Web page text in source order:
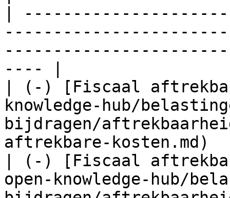
|
---- |
| (-) [Fiscaal
knowledge-hub/
bijdragen/
aftrekbare-
| (-) [Fiscaal
open-knowledge-hub/